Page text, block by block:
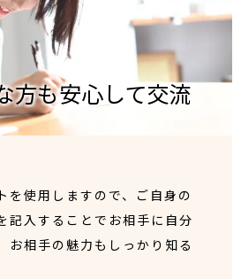
方も安心して交流
を使用しますので、ご自身の
記入することでお相手に自分
お相手の魅力もしっかり知る